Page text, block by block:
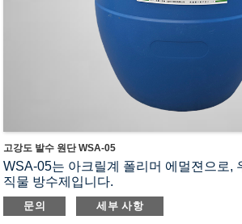
고강도 발수 원단 WSA-05
WSA-05는 아크릴계 폴리머 에멀젼으로,
직물 방수제입니다.
1. 탁월한 박피 효과
2. 접착 견뢰도가 매우 높은 발수 처리에
문의 세부 사항